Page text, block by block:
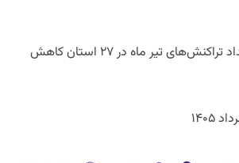
گزارش شاپرک: تعداد تراکنش‌های تیر ماه در ۲۷ استان‌ کاهش